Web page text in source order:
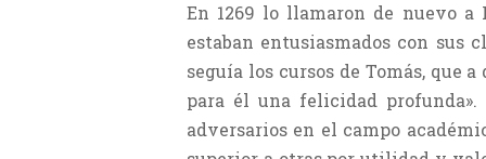
En 1269 lo llamaron de nuevo a
estaban entusiasmados con sus
seguía los cursos de Tomás, que
para él una felicidad
adversarios en el campo